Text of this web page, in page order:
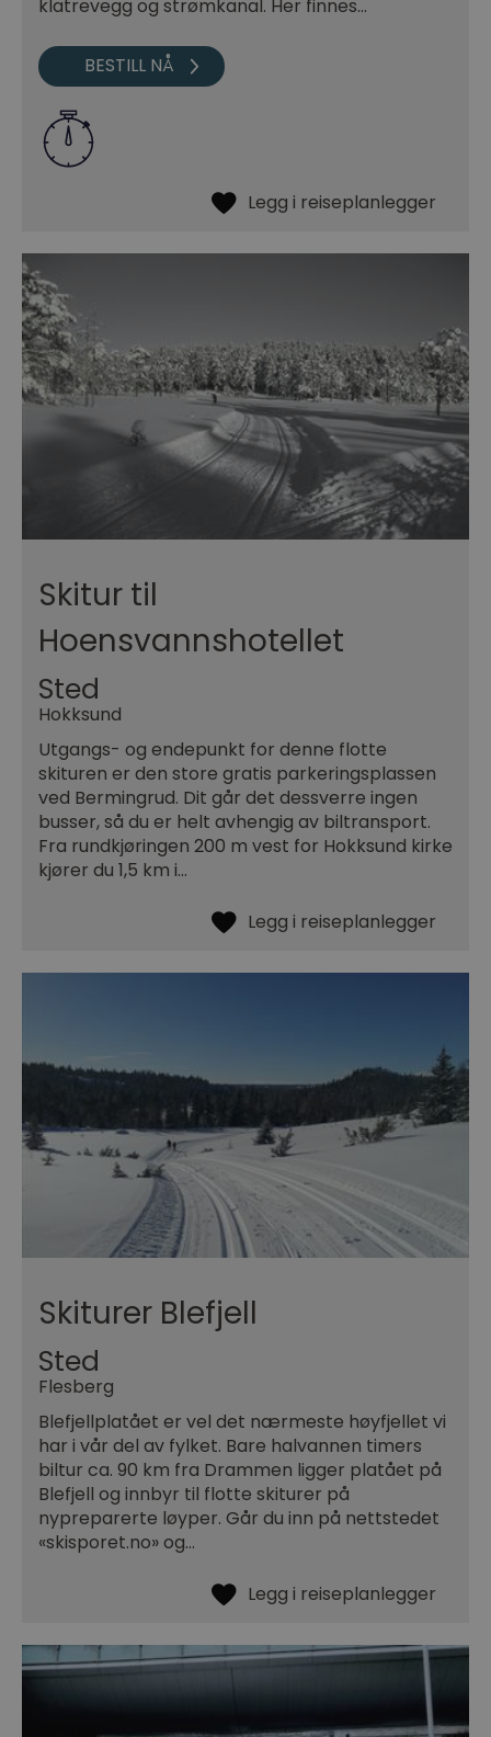
klatrevegg og strømkanal. Her finnes…
Skitur til
Hoensvannshotellet
Sted
Hokksund
Utgangs- og endepunkt for denne flotte
skituren er den store gratis parkeringsplassen
ved Bermingrud. Dit går det dessverre ingen
busser, så du er helt avhengig av biltransport.
Fra rundkjøringen 200 m vest for Hokksund kirke
kjører du 1,5 km i…
Skiturer Blefjell
Sted
Flesberg
Blefjellplatået er vel det nærmeste høyfjellet vi
har i vår del av fylket. Bare halvannen timers
biltur ca. 90 km fra Drammen ligger platået på
Blefjell og innbyr til flotte skiturer på
nypreparerte løyper. Går du inn på nettstedet
«skisporet.no» og…